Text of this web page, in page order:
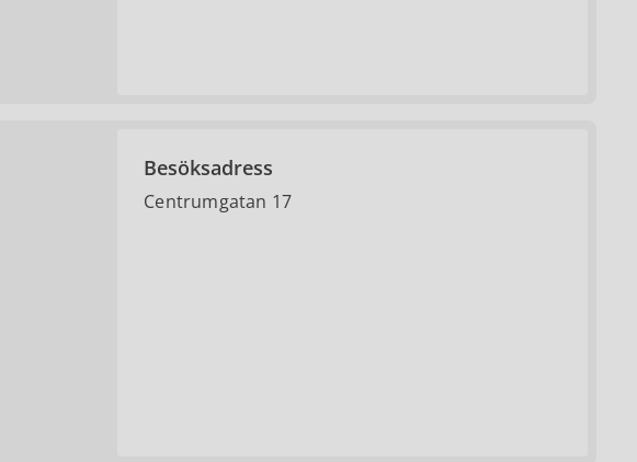
Besöksadress
Centrumgatan 17